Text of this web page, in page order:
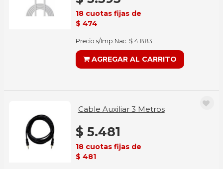
18 cuotas fijas de
$ 474
Precio s/Imp.Nac. $ 4.883
AGREGAR AL CARRITO
Cable Auxiliar 3 Metros
$ 5.481
18 cuotas fijas de
$ 481